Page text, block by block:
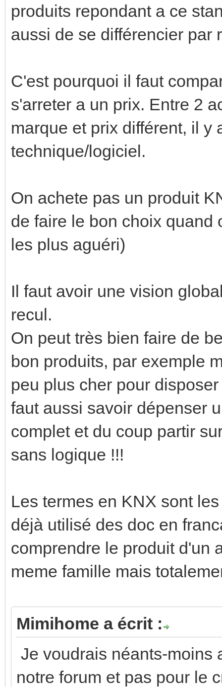
produits repondant a ce
aussi de se différencier par
C'est pourquoi il faut
s'arreter a un prix. Entre 2
marque et prix différent, il y
technique/logiciel.
On achete pas un produit
de faire le bon choix quand
les plus aguéri)
Il faut avoir une vision
recul.
On peut très bien faire de
bon produits, par exemple
peu plus cher pour
faut aussi savoir dépenser
complet et du coup partir
sans logique !!!
Les termes en KNX sont
déjà utilisé des doc en
comprendre le produit d'un
meme famille mais
Mimihome a écrit :
Je voudrais néants-moins
notre forum et pas pour le